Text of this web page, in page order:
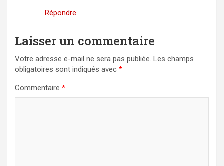
Répondre
Laisser un commentaire
Votre adresse e-mail ne sera pas publiée. Les champs
obligatoires sont indiqués avec *
Commentaire *